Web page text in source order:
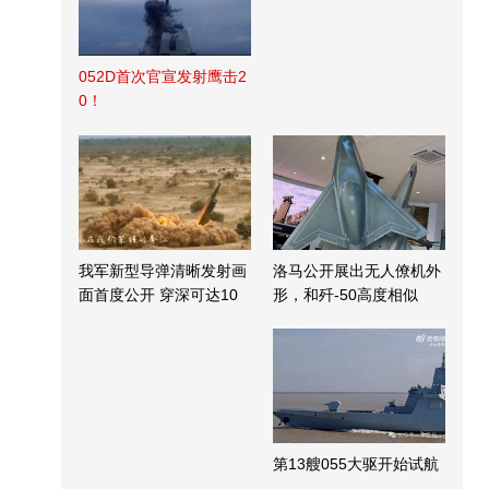
052D首次官宣发射鹰击2
0！
我军新型导弹清晰发射画
面首度公开 穿深可达10
洛马公开展出无人僚机外
形，和歼-50高度相似
第13艘055大驱开始试航